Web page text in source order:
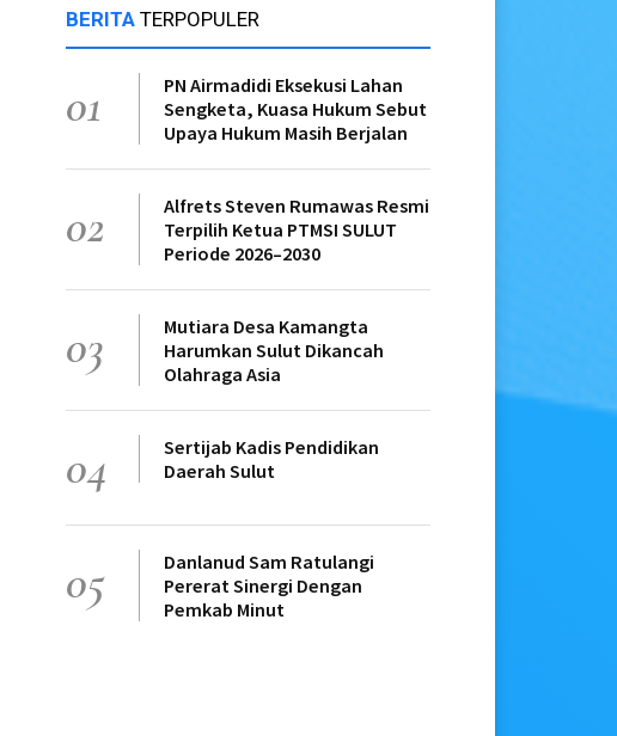
BERITA TERPOPULER
01
PN Airmadidi Eksekusi Lahan
Sengketa, Kuasa Hukum Sebut
Upaya Hukum Masih Berjalan
02
Alfrets Steven Rumawas Resmi
Terpilih Ketua PTMSI SULUT
Periode 2026–2030
03
Mutiara Desa Kamangta
Harumkan Sulut Dikancah
Olahraga Asia
04
Sertijab Kadis Pendidikan
Daerah Sulut
05
Danlanud Sam Ratulangi
Pererat Sinergi Dengan
Pemkab Minut